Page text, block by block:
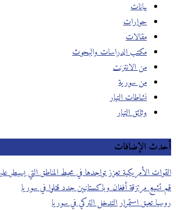
بيانات
حوارات
مقالات
مكتب الدراسات والبحوث
من الانترنت
من سورية
نشاطات التيار
وثائق التيار
أحدث الإضافات
القوات الأمريكية تعزز تواجدها في محيط المناطق التي يسيطر
قم تشيع مرتزقة أفغان وباكستانيين جدد قتلوا في سوريا
روسيا تعيق استمرار التدخل التركي في سوريا